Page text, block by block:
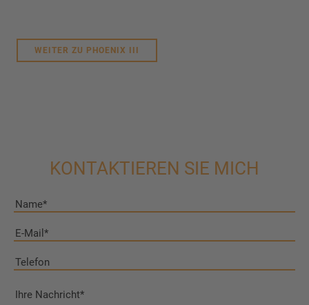
WEITER ZU PHOENIX III
KONTAKTIEREN SIE MICH